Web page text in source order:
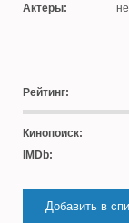
Актеры:
Рейтинг:
Кинопоиск:
IMDb:
Добавить в